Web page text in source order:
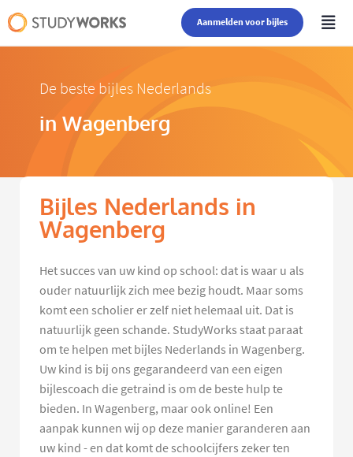
Aanmelden voor bijles
De beste bijles Nederlands
in Wagenberg
Bijles Nederlands in
Wagenberg
Het succes van uw kind op school: dat is waar u als
ouder natuurlijk zich mee bezig houdt. Maar soms
komt een scholier er zelf niet helemaal uit. Dat is
natuurlijk geen schande. StudyWorks staat paraat
om te helpen met bijles Nederlands in Wagenberg.
Uw kind is bij ons gegarandeerd van een eigen
bijlescoach die getraind is om de beste hulp te
bieden. In Wagenberg, maar ook online! Een
aanpak kunnen wij op deze manier garanderen aan
uw kind - en dat komt de schoolcijfers zeker ten